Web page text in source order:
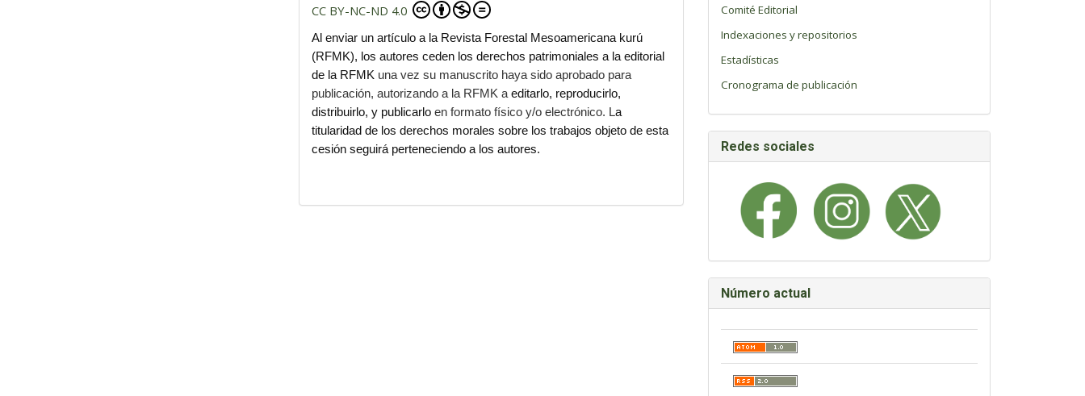
CC BY-NC-ND 4.0
Al enviar un artículo a la Revista Forestal Mesoamericana kurú
(RFMK), los autores ceden los derechos patrimoniales a la editorial
de la RFMK una vez su manuscrito haya sido aprobado para
publicación, autorizando a la RFMK aeditarlo, reproducirlo,
distribuirlo, y publicarlo en formato físico y/o electrónico. La
titularidad de los derechos morales sobre los trabajos objeto de esta
cesión seguirá perteneciendo a los autores.
Comité Editorial
Indexaciones y repositorios
Estadísticas
Cronograma de publicación
Redes sociales
Número actual